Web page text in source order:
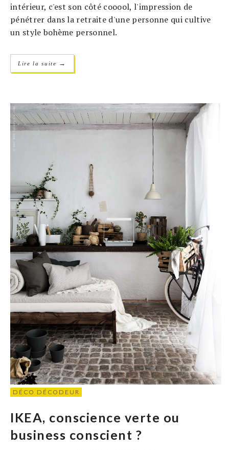
intérieur, c'est son côté cooool, l'impression de
pénétrer dans la retraite d'une personne qui cultive
un style bohème personnel.
Lire la suite →
DÉCO DÉCODEUR
IKEA, conscience verte ou
business conscient ?